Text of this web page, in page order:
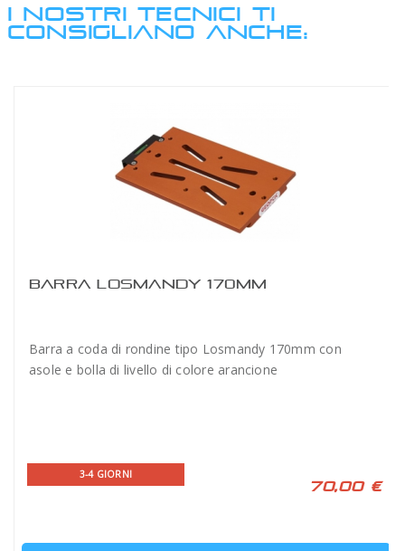
I NOSTRI TECNICI TI
CONSIGLIANO ANCHE:
BARRA LOSMANDY 170MM
Barra a coda di rondine tipo Losmandy 170mm con
asole e bolla di livello di colore arancione
3-4 GIORNI
70,00 €